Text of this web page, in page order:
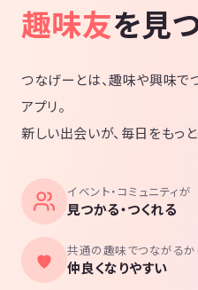
趣味友を見
つなげーとは、趣味や興味で
アプリ。
新しい出会いが、毎日をもっと
イベント・コミュニティが
見つかる・つくれる
共通の趣味でつながるか
仲良くなりやすい